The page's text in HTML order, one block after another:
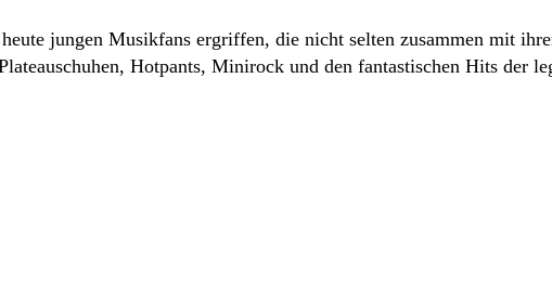
jungen Musikfans ergriffen, die nicht selten zusammen mit
Hotpants, Minirock und den fantastischen Hits der